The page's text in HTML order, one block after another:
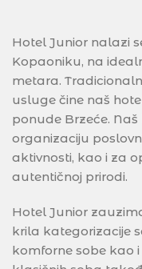
Hotel Junior nalazi
Kopaoniku, na
metara.
usluge čine naš
ponude Brzeće.
organizaciju
aktivnosti, kao i za
autentičnoj prirodi.
Hotel Junior
krila kategorizacije
komforne sobe kao